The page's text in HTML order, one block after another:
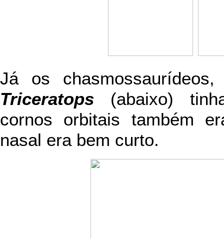
Já os
Triceratops (abaixo)
cornos orbitais também
nasal era bem curto.